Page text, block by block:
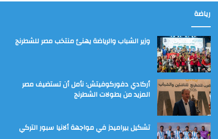
رياضة
وزير الشباب والرياضة يهنئ منتخب مصر للشطرنج
أركادي دفوركوفيتش: نأمل أن تستضيف مصر
المزيد من بطولات الشطرنج
تشكيل بيراميدز في مواجهة ألانيا سبور التركي